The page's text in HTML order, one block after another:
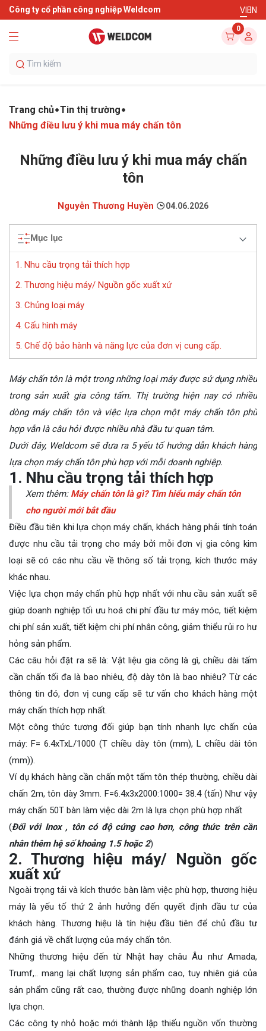
Công ty cổ phần công nghiệp Weldcom VIEN
0
Trang chủ Tin thị trường
Những điều lưu ý khi mua máy chấn tôn
Những điều lưu ý khi mua máy chấn
tôn
Nguyễn Thương Huyền 04.06.2026
Mục lục
1. Nhu cầu trọng tải thích hợp
2. Thương hiệu máy/ Nguồn gốc xuất xứ
3. Chủng loại máy
4. Cấu hình máy
5. Chế độ bảo hành và năng lực của đơn vị cung cấp.
Máy chấn tôn là một trong những loại máy được sử dụng nhiều
trong sản xuất gia công tấm. Thị trường hiện nay có nhiều
dòng máy chấn tôn và việc lựa chọn một máy chấn tôn phù
hợp vẫn là câu hỏi được nhiều nhà đầu tư quan tâm.
Dưới đây, Weldcom sẽ đưa ra 5 yếu tố hướng dẫn khách hàng
lựa chọn máy chấn tôn phù hợp với mỗi doanh nghiệp.
1. Nhu cầu trọng tải thích hợp
Xem thêm: Máy chấn tôn là gì? Tìm hiểu máy chấn tôn
cho người mới bắt đầu
Điều đầu tiên khi lựa chọn máy chấn, khách hàng phải tính toán
được nhu cầu tải trọng cho máy bởi mỗi đơn vị gia công kim
loại sẽ có các nhu cầu về thông số tải trọng, kích thước máy
khác nhau.
Việc lựa chọn máy chấn phù hợp nhất với nhu cầu sản xuất sẽ
giúp doanh nghiệp tối ưu hoá chi phí đầu tư máy móc, tiết kiệm
chi phí sản xuất, tiết kiệm chi phí nhân công, giảm thiểu rủi ro hư
hỏng sản phẩm.
Các câu hỏi đặt ra sẽ là: Vật liệu gia công là gì, chiều dài tấm
cần chấn tối đa là bao nhiêu, độ dày tôn là bao nhiêu? Từ các
thông tin đó, đơn vị cung cấp sẽ tư vấn cho khách hàng một
máy chấn thích hợp nhất.
Một công thức tương đối giúp bạn tính nhanh lực chấn của
máy: F= 6.4xTxL/1000 (T chiều dày tôn (mm), L chiều dài tôn
(mm)).
Ví dụ khách hàng cần chấn một tấm tôn thép thường, chiều dài
chấn 2m, tôn dày 3mm. F=6.4x3x2000:1000= 38.4 (tấn) Như vậy
máy chấn 50T bàn làm việc dài 2m là lựa chọn phù hợp nhất
(Đối với Inox , tôn có độ cứng cao hơn, công thức trên cần
nhân thêm hệ số khoảng 1.5 hoặc 2)
2. Thương hiệu máy/ Nguồn gốc
xuất xứ
Ngoài trọng tải và kích thước bàn làm việc phù hợp, thương hiệu
máy là yếu tố thứ 2 ảnh hưởng đến quyết định đầu tư của
khách hàng. Thương hiệu là tín hiệu đầu tiên để chủ đầu tư
đánh giá về chất lượng của máy chấn tôn.
Những thương hiệu đến từ Nhật hay châu Âu như Amada,
Trumf,.. mang lại chất lượng sản phẩm cao, tuy nhiên giá của
sản phẩm cũng rất cao, thường được những doanh nghiệp lớn
lựa chọn.
Các công ty nhỏ hoặc mới thành lập thiếu nguồn vốn thường